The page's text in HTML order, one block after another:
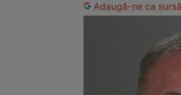
Adaugă-ne ca